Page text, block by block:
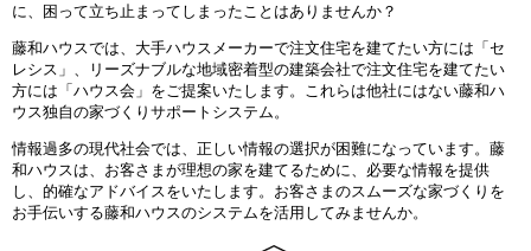
に、困って立ち止まってしまったことはありませんか？
藤和ハウスでは、大手ハウスメーカーで注文住宅を建てたい方には「セ
レシス」、リーズナブルな地域密着型の建築会社で注文住宅を建てたい
方には「ハウス会」をご提案いたします。これらは他社にはない藤和ハ
ウス独自の家づくりサポートシステム。
情報過多の現代社会では、正しい情報の選択が困難になっています。藤
和ハウスは、お客さまが理想の家を建てるために、必要な情報を提供
し、的確なアドバイスをいたします。お客さまのスムーズな家づくりを
お手伝いする藤和ハウスのシステムを活用してみませんか。